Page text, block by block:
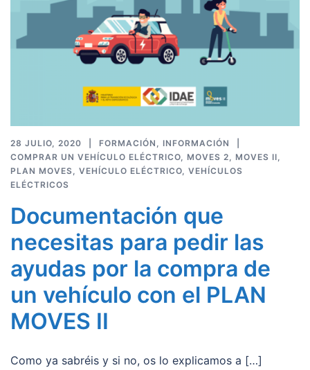
28 JULIO, 2020 FORMACIÓN , INFORMACIÓN
COMPRAR UN VEHÍCULO ELÉCTRICO, MOVES 2, MOVES II,
PLAN MOVES, VEHÍCULO ELÉCTRICO, VEHÍCULOS
ELÉCTRICOS
Documentación que
necesitas para pedir las
ayudas por la compra de
un vehículo con el PLAN
MOVES II
Como ya sabréis y si no, os lo explicamos a […]